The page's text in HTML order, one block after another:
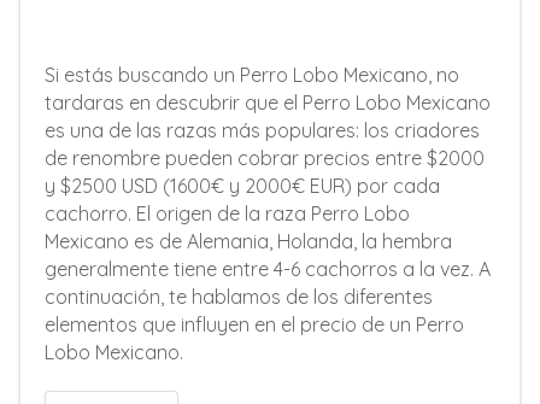
Si estás buscando un Perro Lobo Mexicano, no
tardaras en descubrir que el Perro Lobo Mexicano
es una de las razas más populares: los criadores
de renombre pueden cobrar precios entre $2000
y $2500 USD (1600€ y 2000€ EUR) por cada
cachorro. El origen de la raza Perro Lobo
Mexicano es de Alemania, Holanda, la hembra
generalmente tiene entre 4-6 cachorros a la vez. A
continuación, te hablamos de los diferentes
elementos que influyen en el precio de un Perro
Lobo Mexicano.